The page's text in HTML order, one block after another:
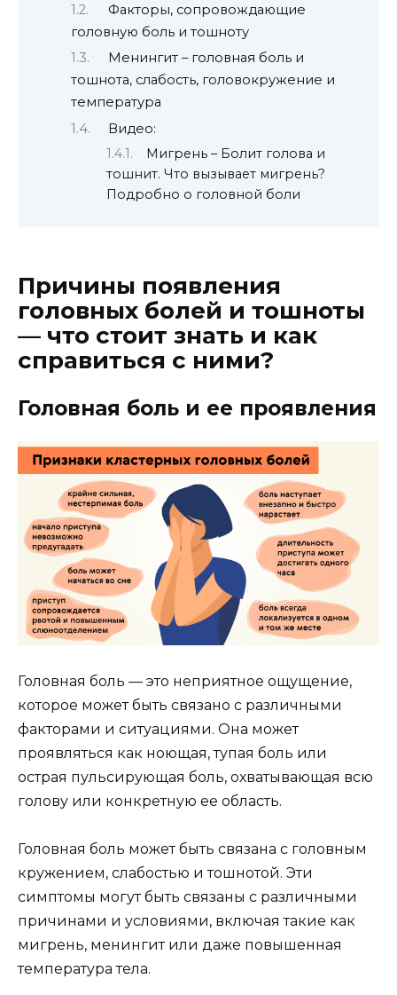
Факторы, сопровождающие
головную боль и тошноту
Менингит – головная боль и
тошнота, слабость, головокружение и
температура
Видео:
Мигрень – Болит голова и
тошнит. Что вызывает мигрень?
Подробно о головной боли
Причины появления
головных болей и тошноты
— что стоит знать и как
справиться с ними?
Головная боль и ее проявления
Головная боль — это неприятное ощущение,
которое может быть связано с различными
факторами и ситуациями. Она может
проявляться как ноющая, тупая боль или
острая пульсирующая боль, охватывающая всю
голову или конкретную ее область.
Головная боль может быть связана с головным
кружением, слабостью и тошнотой. Эти
симптомы могут быть связаны с различными
причинами и условиями, включая такие как
мигрень, менингит или даже повышенная
температура тела.